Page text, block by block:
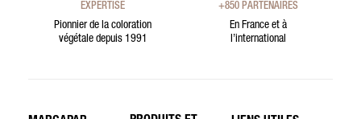
EXPERTISE
Pionnier de la coloration
végétale depuis 1991
+850 PARTENAIRES
En France et à
l’international